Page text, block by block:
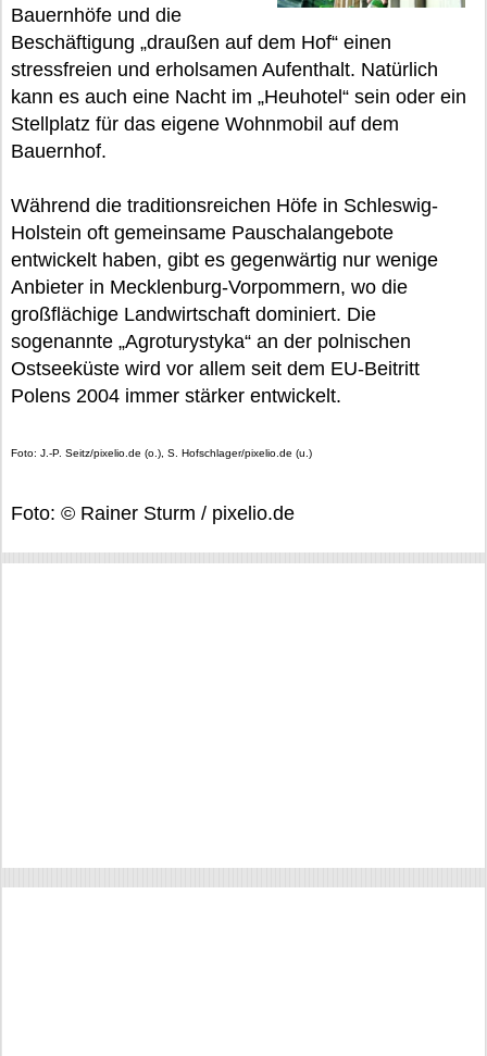
Bauernhöfe und die
Beschäftigung „draußen auf dem Hof“ einen
stressfreien und erholsamen Aufenthalt. Natürlich
kann es auch eine Nacht im „Heuhotel“ sein oder ein
Stellplatz für das eigene Wohnmobil auf dem
Bauernhof.
Während die traditionsreichen Höfe in Schleswig-
Holstein oft gemeinsame Pauschalangebote
entwickelt haben, gibt es gegenwärtig nur wenige
Anbieter in Mecklenburg-Vorpommern, wo die
großflächige Landwirtschaft dominiert. Die
sogenannte „Agroturystyka“ an der polnischen
Ostseeküste wird vor allem seit dem EU-Beitritt
Polens 2004 immer stärker entwickelt.
Foto: J.-P. Seitz/pixelio.de (o.), S. Hofschlager/pixelio.de (u.)
Foto: © Rainer Sturm / pixelio.de